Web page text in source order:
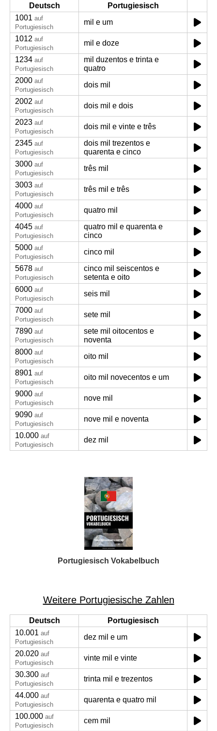
Deutsch
Portugiesisch
1001 auf
Portugiesisch
mil e um
1012 auf
Portugiesisch
mil e doze
1234 auf
Portugiesisch
mil duzentos e trinta e
quatro
2000 auf
Portugiesisch
dois mil
2002 auf
Portugiesisch
dois mil e dois
2023 auf
Portugiesisch
dois mil e vinte e três
2345 auf
Portugiesisch
dois mil trezentos e
quarenta e cinco
3000 auf
Portugiesisch
três mil
3003 auf
Portugiesisch
três mil e três
4000 auf
Portugiesisch
quatro mil
4045 auf
Portugiesisch
quatro mil e quarenta e
cinco
5000 auf
Portugiesisch
cinco mil
5678 auf
Portugiesisch
cinco mil seiscentos e
setenta e oito
6000 auf
Portugiesisch
seis mil
7000 auf
Portugiesisch
sete mil
7890 auf
Portugiesisch
sete mil oitocentos e
noventa
8000 auf
Portugiesisch
oito mil
8901 auf
Portugiesisch
oito mil novecentos e um
9000 auf
Portugiesisch
nove mil
9090 auf
Portugiesisch
nove mil e noventa
10.000 auf
Portugiesisch
dez mil
Portugiesisch Vokabelbuch
Weitere Portugiesische Zahlen
Deutsch
Portugiesisch
10.001 auf
Portugiesisch
dez mil e um
20.020 auf
Portugiesisch
vinte mil e vinte
30.300 auf
Portugiesisch
trinta mil e trezentos
44.000 auf
Portugiesisch
quarenta e quatro mil
100.000 auf
Portugiesisch
cem mil